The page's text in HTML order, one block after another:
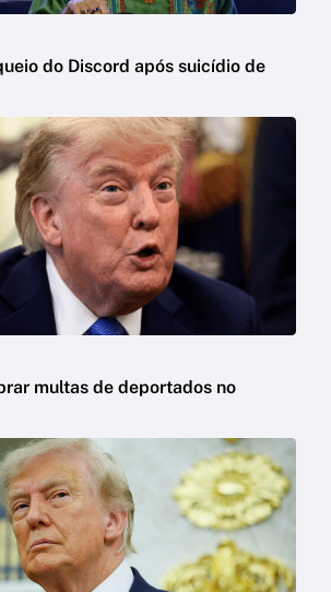
do Discord após suicídio de
multas de deportados no